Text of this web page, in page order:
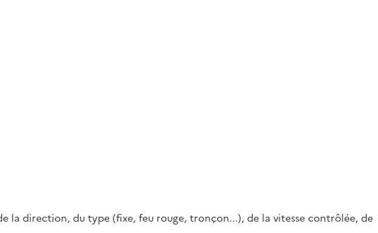
la direction, du type (fixe, feu rouge, tronçon...), de la vitesse contrôlée, de